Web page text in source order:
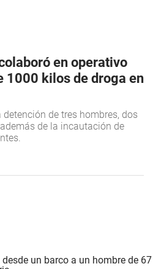
en operativo
1000 kilos de droga en
de tres hombres, dos
de la incautación de